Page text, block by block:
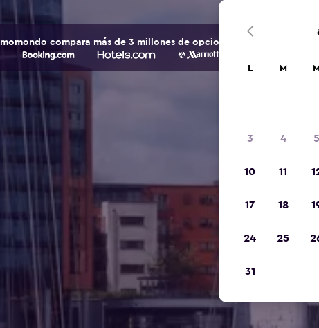
momondo compara más de 3 millones de opciones de hoteles y
L M M
3 4 5
10 11
17 18
24 25
31